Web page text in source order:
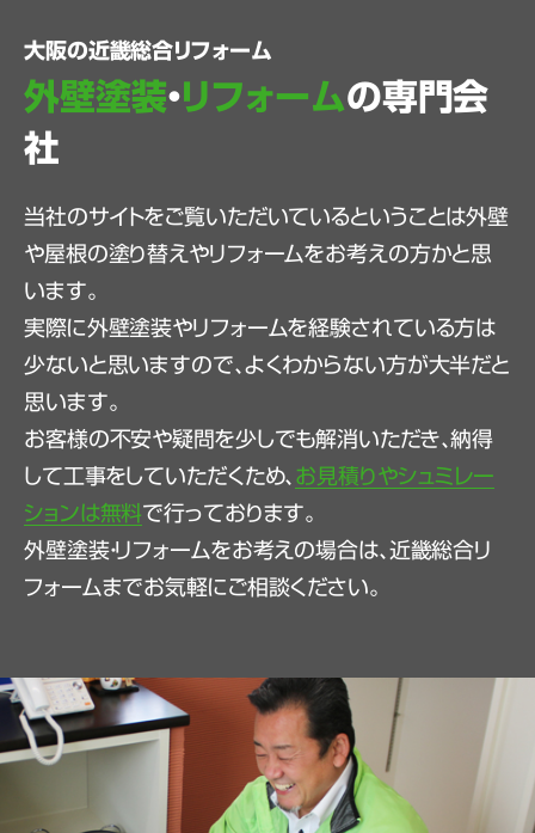
大阪の近畿総合リフォーム
外壁塗装・リフォームの専門会
社
当社のサイトをご覧いただいているということは外壁
や屋根の塗り替えやリフォームをお考えの方かと思
います。
実際に外壁塗装やリフォームを経験されている方は
少ないと思いますので、よくわからない方が大半だと
思います。
お客様の不安や疑問を少しでも解消いただき、納得
して工事をしていただくため、 お見積りやシュミレー
ションは無料で行っております。
外壁塗装・リフォームをお考えの場合は、近畿総合リ
フォームまでお気軽にご相談ください。